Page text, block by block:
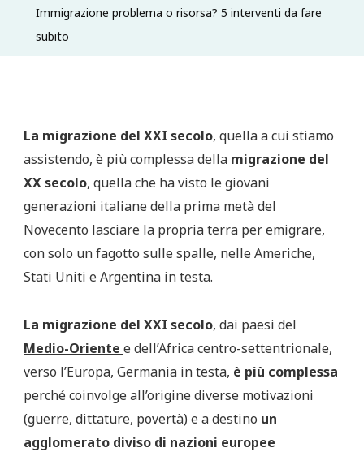
Immigrazione problema o risorsa? 5 interventi da fare
subito
La migrazione del XXI secolo, quella a cui stiamo
assistendo, è più complessa della migrazione del
XXsecolo, quella che ha visto le giovani
generazioni italiane della prima metà del
Novecento lasciare la propria terra per emigrare,
con solo un fagotto sulle spalle, nelle Americhe,
Stati Uniti e Argentina in testa.
La migrazione del XXI secolo, dai paesi del
Medio-Oriente e dell’Africa centro-settentrionale,
verso l’Europa, Germania in testa, è più complessa
perché coinvolge all’origine diverse motivazioni
(guerre, dittature, povertà) e a destino un
agglomerato diviso di nazioni europee